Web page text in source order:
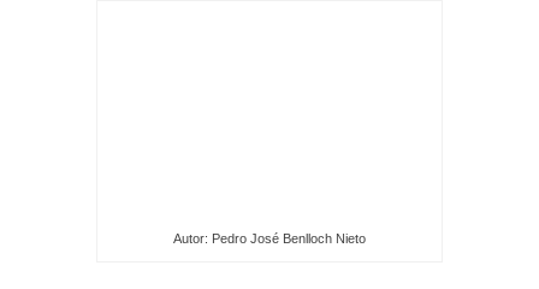
Autor: Pedro José Benlloch Nieto